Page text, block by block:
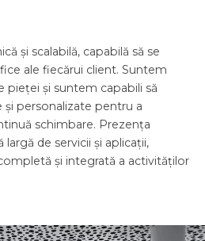
și scalabilă, capabilă să se
ale fiecărui client. Suntem
pieței și suntem capabili să
personalizate pentru a
schimbare. Prezența
de servicii și aplicații,
și integrată a activităților